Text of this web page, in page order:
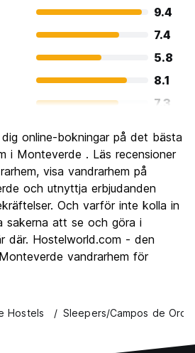
9.4
7.4
5.8
8.1
7.3
6.8
8.0
online-bokningar på det bästa
i Monteverde . Läs recensioner
visa vandrarhem på
och utnyttja erbjudanden
Och varför inte kolla in
sakerna att se och göra i
där. Hostelworld.com - den
vandrarhem för
Hostels Sleepers/Campos de Oro